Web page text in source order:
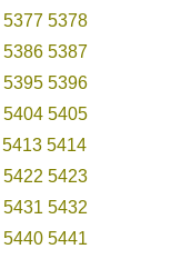
5377 5378
5386 5387
5395 5396
5404 5405
5413 5414
5422 5423
5431 5432
5440 5441